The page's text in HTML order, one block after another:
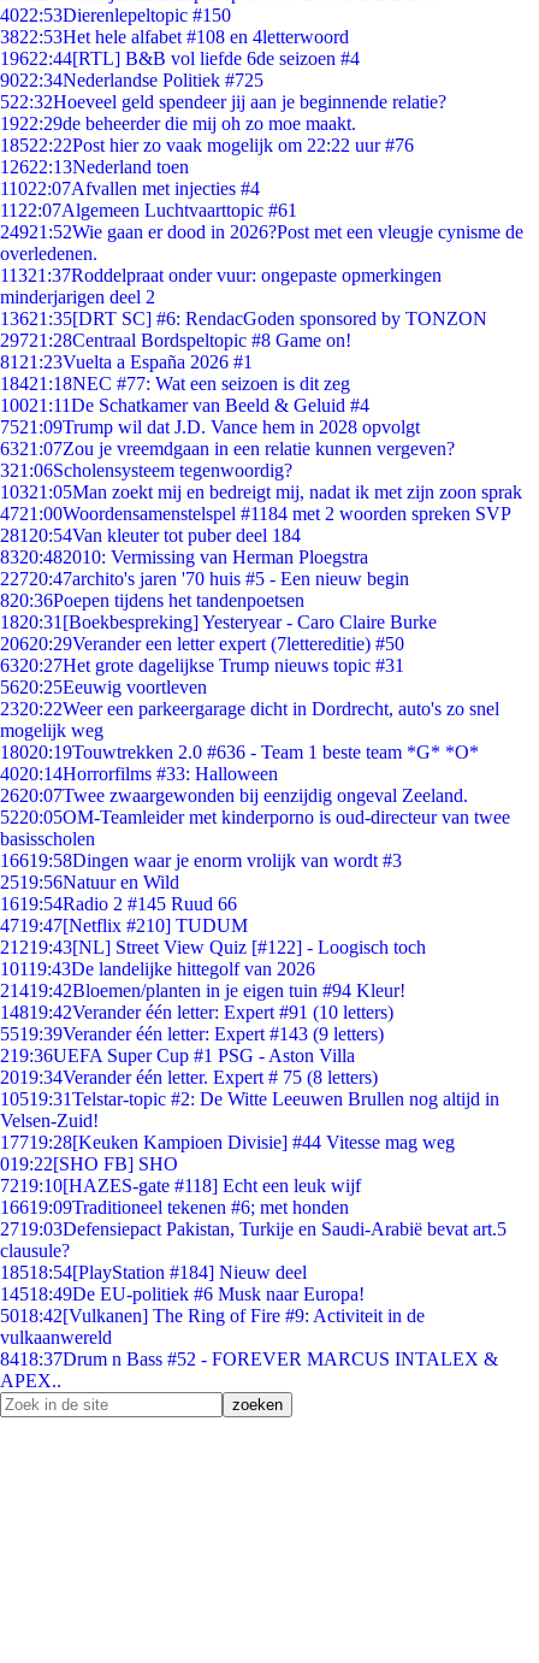
4022:53Dierenlepeltopic #150
3822:53Het hele alfabet #108 en 4letterwoord
19622:44[RTL] B&B vol liefde 6de seizoen #4
9022:34Nederlandse Politiek #725
522:32Hoeveel geld spendeer jij aan je beginnende relatie?
1922:29de beheerder die mij oh zo moe maakt.
18522:22Post hier zo vaak mogelijk om 22:22 uur #76
12622:13Nederland toen
11022:07Afvallen met injecties #4
11 22:07Algemeen Luchtvaarttopic #61
24921:52Wie gaan er dood in 2026?Post met een vleugje cynisme de
overledenen.
11321:37Roddelpraat onder vuur: ongepaste opmerkingen
minderjarigen deel 2
13621:35[DRT SC] #6: RendacGoden sponsored by TONZON
29721:28Centraal Bordspeltopic #8 Game on!
81 21:23Vuelta a España 2026 #1
18421:18NEC #77: Wat een seizoen is dit zeg
10021:11De Schatkamer van Beeld & Geluid #4
7521:09Trump wil dat J.D. Vance hem in 2028 opvolgt
6321:07Zou je vreemdgaan in een relatie kunnen vergeven?
321:06Scholensysteem tegenwoordig?
10321:05Man zoekt mij en bedreigt mij, nadat ik met zijn zoon sprak
4721:00Woordensamenstelspel #1184 met 2 woorden spreken SVP
281 20:54Van kleuter tot puber deel 184
8320:482010: Vermissing van Herman Ploegstra
22720:47archito's jaren '70 huis #5 - Een nieuw begin
820:36Poepen tijdens het tandenpoetsen
1820:31 [Boekbespreking] Yesteryear - Caro Claire Burke
20620:29Verander een letter expert (7lettereditie) #50
6320:27Het grote dagelijkse Trump nieuws topic #31
5620:25Eeuwig voortleven
2320:22Weer een parkeergarage dicht in Dordrecht, auto's zo snel
mogelijk weg
18020:19Touwtrekken 2.0 #636 - Team 1 beste team *G* *O*
4020:14Horrorfilms #33: Halloween
2620:07Twee zwaargewonden bij eenzijdig ongeval Zeeland.
5220:05OM-Teamleider met kinderporno is oud-directeur van twee
basisscholen
16619:58Dingen waar je enorm vrolijk van wordt #3
2519:56Natuur en Wild
1619:54Radio 2 #145 Ruud 66
4719:47[Netflix #210] TUDUM
21219:43[NL] Street View Quiz [#122] - Loogisch toch
10119:43De landelijke hittegolf van 2026
21419:42Bloemen/planten in je eigen tuin #94 Kleur!
14819:42Verander één letter: Expert #91 (10 letters)
5519:39Verander één letter: Expert #143 (9 letters)
219:36UEFA Super Cup #1 PSG - Aston Villa
2019:34Verander één letter. Expert # 75 (8 letters)
10519:31Telstar-topic #2: De Witte Leeuwen Brullen nog altijd in
Velsen-Zuid!
17719:28[Keuken Kampioen Divisie] #44 Vitesse mag weg
019:22[SHO FB] SHO
7219:10[HAZES-gate #118] Echt een leuk wijf
16619:09Traditioneel tekenen #6; met honden
2719:03Defensiepact Pakistan, Turkije en Saudi-Arabië bevat art.5
clausule?
18518:54[PlayStation #184] Nieuw deel
14518:49De EU-politiek #6 Musk naar Europa!
5018:42[Vulkanen] The Ring of Fire #9: Activiteit in de
vulkaanwereld
8418:37Drum n Bass #52 - FOREVER MARCUS INTALEX &
APEX..